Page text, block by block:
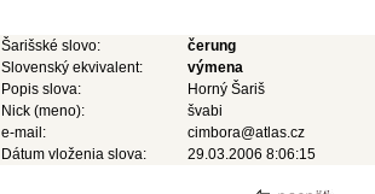
Šarišské slovo:
čerung
Slovenský ekvivalent:
výmena
Popis slova:
Horný Šariš
Nick (meno):
švabi
e-mail:
cimbora@atlas.cz
Dátum vloženia slova:
29.03.2006 8:06:15